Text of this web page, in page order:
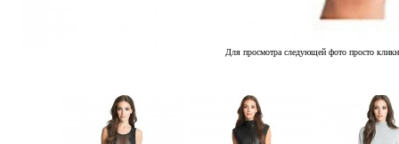
Для просмотра следующей фото просто